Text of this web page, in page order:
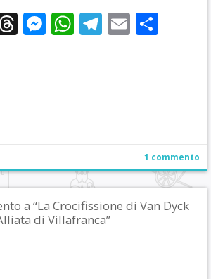
Threads
Messenger
WhatsApp
Telegram
Email
1 commento
a “La Crocifissione di Van Dyck
di Villafranca”